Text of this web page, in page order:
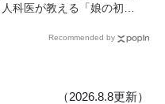
人科医が教える「娘の初め
Recommended by
（2026.8.8更新）